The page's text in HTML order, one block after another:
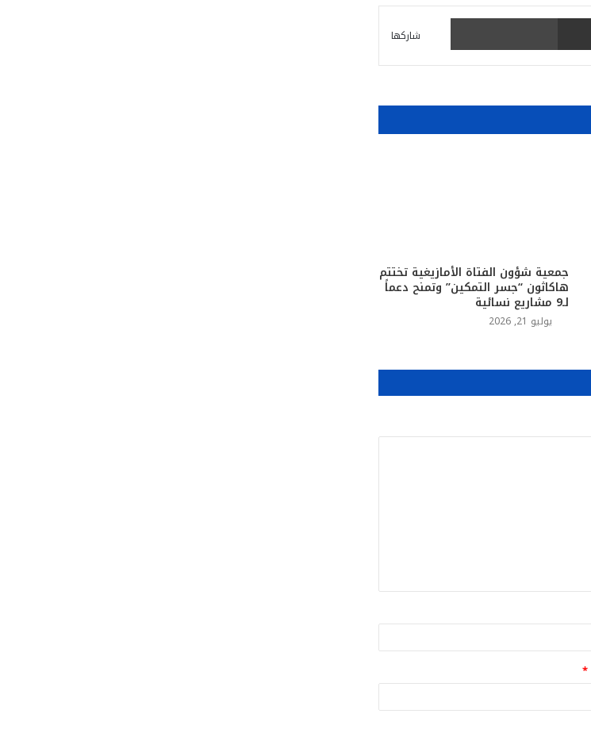
شاركها
مشاركة عبر البريد
جمعية شؤون الفتاة الأمازيغية تختتم
هاكاثون “جسر التمكين” وتمنح دعماً
لـ9 مشاريع نسائية
يوليو 21, 2026
*